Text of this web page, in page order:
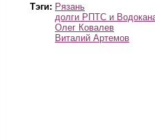
Тэги: Рязань
долги РПТС и
Олег Ковалев
Виталий Артемов